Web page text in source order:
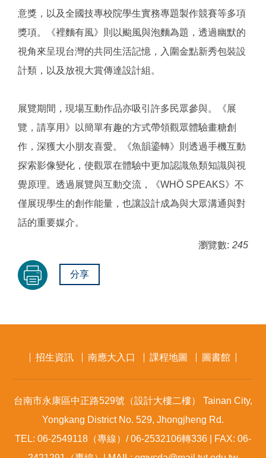
意獎，以及全國技專校院學生實務專題製作競賽等多項
獎項。《裡麵有風》則以颱風與泡麵為題，透過幽默的
視角來呈現台灣的共同生活記憶，入圍金點新秀包裝設
計類，以及放視大賞傳達設計組。
展覽期間，現場互動作品亦吸引許多民眾參與。《展
覽，請享用》以簡單有趣的方式帶領觀眾體驗畫糖創
作，深獲大小朋友喜愛。《魚韻鎏轉》則透過手機互動
探索影像變化，使觀眾在體驗中更加認識魚類知識與視
覺原理。透過展覽與互動交流，《WHÖ SPEAKS》不
僅展現學生的創作能量，也讓設計成為與大眾溝通與對
話的重要媒介。
瀏覽數: 245
分享
招生資訊 南應大入口 課程地圖 圖書館
台南市永康區中正路529號（設計大樓二樓） Tainan City,
Yongkang District No. 529, Jhongjheng Rd.
TEL: 06-2549118（專線）/ 06-2532106轉336 | FAX: 06-